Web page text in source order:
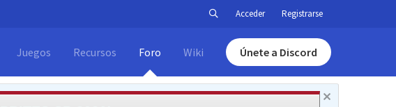
Acceder Registrarse
Juegos Recursos Foro Wiki Únete a Discord